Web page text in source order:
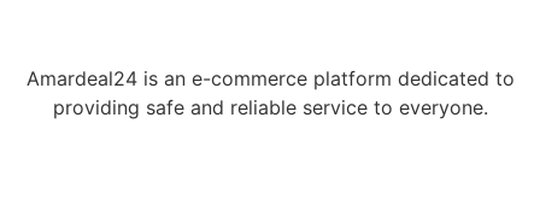
Amardeal24 is an e-commerce platform dedicated to
providing safe and reliable service to everyone.